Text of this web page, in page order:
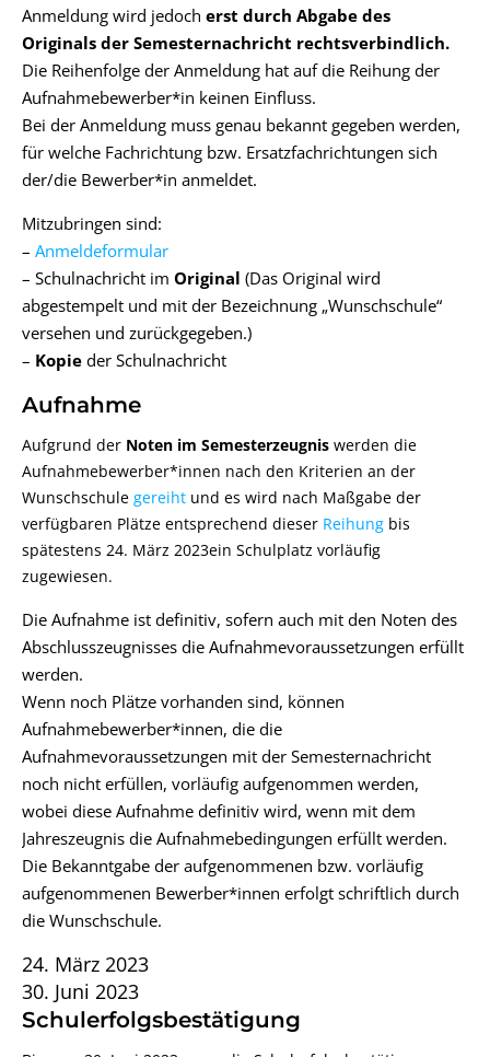
Anmeldung wird jedoch erst durch Abgabe des
Originals der Semesternachricht rechtsverbindlich.
Die Reihenfolge der Anmeldung hat auf die Reihung der
Aufnahmebewerber*in keinen Einfluss.
Bei der Anmeldung muss genau bekannt gegeben werden,
für welche Fachrichtung bzw. Ersatzfachrichtungen sich
der/die Bewerber*in anmeldet.
Mitzubringen sind:
– Anmeldeformular
– Schulnachricht im Original (Das Original wird
abgestempelt und mit der Bezeichnung „Wunschschule“
versehen und zurückgegeben.)
– Kopie der Schulnachricht
Aufnahme
Aufgrund der Noten im Semesterzeugnis werden die
Aufnahmebewerber*innen nach den Kriterien an der
Wunschschule gereiht und es wird nach Maßgabe der
verfügbaren Plätze entsprechend dieser Reihung bis
spätestens 24. März 2023ein Schulplatz vorläufig
zugewiesen.
Die Aufnahme ist definitiv, sofern auch mit den Noten des
Abschlusszeugnisses die Aufnahmevoraussetzungen erfüllt
werden.
Wenn noch Plätze vorhanden sind, können
Aufnahmebewerber*innen, die die
Aufnahmevoraussetzungen mit der Semesternachricht
noch nicht erfüllen, vorläufig aufgenommen werden,
wobei diese Aufnahme definitiv wird, wenn mit dem
Jahreszeugnis die Aufnahmebedingungen erfüllt werden.
Die Bekanntgabe der aufgenommenen bzw. vorläufig
aufgenommenen Bewerber*innen erfolgt schriftlich durch
die Wunschschule.
24. März 2023
30. Juni 2023
Schulerfolgsbestätigung